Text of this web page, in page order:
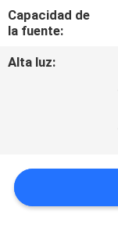
NOTICIAS
DEL
SITIO
Capacidad de
la fuente:
Alta luz: